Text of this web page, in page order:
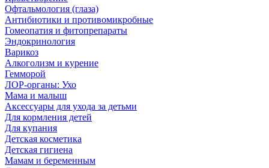
Офтальмология (глаза)
Антибиотики и противомикробные
Гомеопатия и фитопрепараты
Эндокринология
Варикоз
Алкоголизм и курение
Гемморой
ЛОР-органы: Ухо
Мама и малыш
Аксессуары для ухода за детьми
Для кормления детей
Для купания
Детская косметика
Детская гигиена
Мамам и беременным